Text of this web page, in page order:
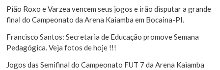
Pião Roxo e Varzea vencem seus jogos e irão disputar a grande
final do Campeonato da Arena Kaiamba em Bocaina-PI.
Francisco Santos: Secretaria de Educação promove Semana
Pedagógica. Veja fotos de hoje !!!
Jogos das Semifinal do Campeonato FUT 7 da Arena Kaiamba